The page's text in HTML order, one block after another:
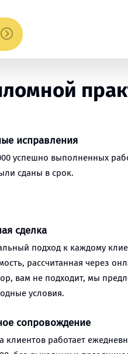
исправления
успешно выполненных
сданы в срок.
сделка
подход к каждому
рассчитанная через
вам не подходит, мы
условия.
сопровождение
клиентов работает